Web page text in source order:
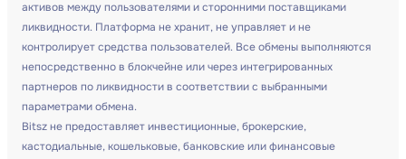
активов между пользователями и сторонними поставщиками
ликвидности. Платформа не хранит, не управляет и не
контролирует средства пользователей. Все обмены выполняются
непосредственно в блокчейне или через интегрированных
партнеров по ликвидности в соответствии с выбранными
параметрами обмена.
Bitsz не предоставляет инвестиционные, брокерские,
кастодиальные, кошельковые, банковские или финансовые